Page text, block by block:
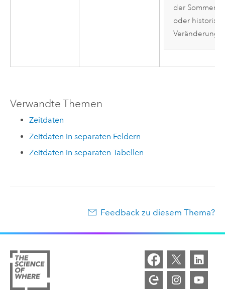
der
oder
Verwandte Themen
Zeitdaten
Zeitdaten in separaten Feldern
Zeitdaten in separaten Tabellen
Feedback zu diesem Thema?